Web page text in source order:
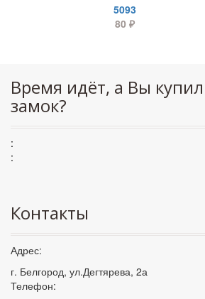
5093
80 ₽
Время идёт, а Вы
замок?
:
:
Контакты
Адрес:
г. Белгород, ул.Дегтярева, 2а
Телефон: